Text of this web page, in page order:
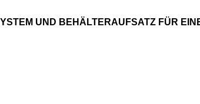
UND BEHÄLTERAUFSATZ FÜR